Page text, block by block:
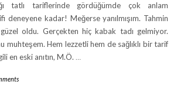
tatlı tariflerinde gördüğümde çok anlam
kadar! Meğerse yanılmışım. Tahmin
oldu. Gerçekten hiç kabak tadı gelmiyor.
muhteşem. Hem lezzetli hem de sağlıklı bir tarif
en eski anıtın, M.Ö. …